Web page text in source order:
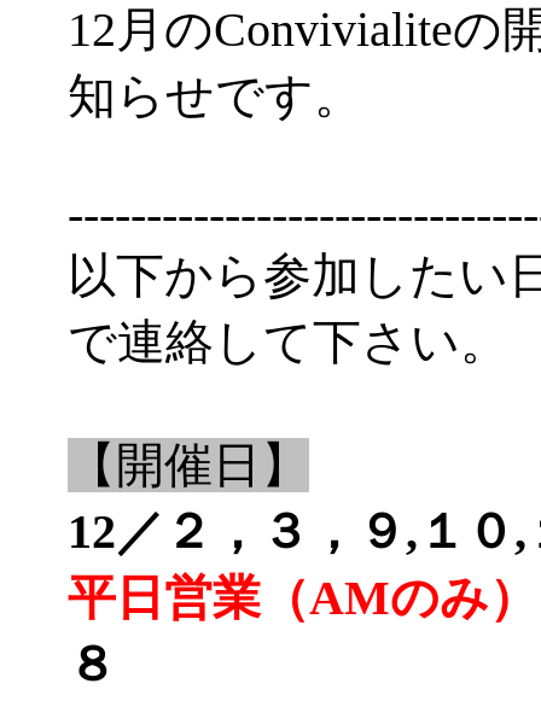
12月のConvivialiteの
知らせです。
以下から参加したい
で連絡して下さい。
【開催日】
12／２，３，９,１０
平日営業（AMのみ）
８